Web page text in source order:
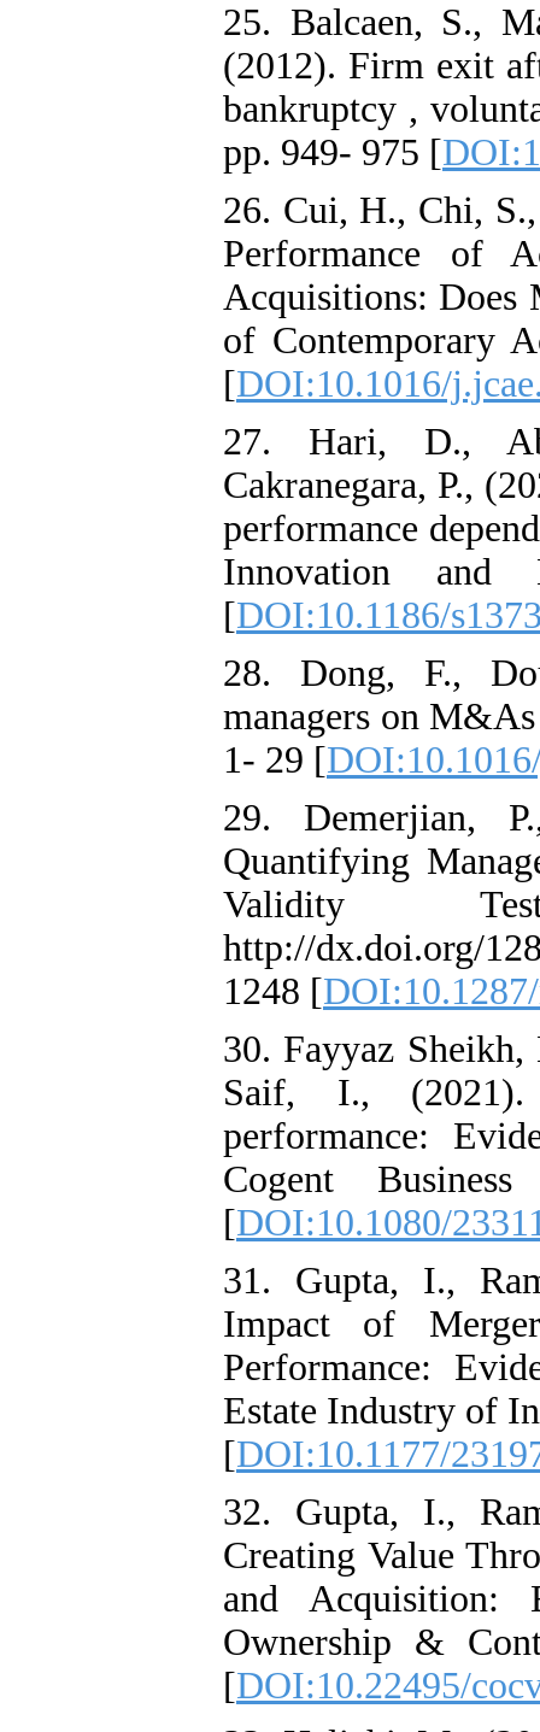
25. Balcaen, S.,
(2012). Firm exit
bankruptcy ,
pp. 949- 975 [
26. Cui, H., Chi,
Performance of
Acquisitions: Does
of Contemporary
[DOI:10.1016/
27. Hari, D.,
Cakranegara, P.,
performance
Innovation and
[DOI:10.1186/
28. Dong, F.,
managers on
1- 29 [
29. Demerjian,
Quantifying
Validity
http://dx.doi.org/
1248 [
30. Fayyaz
Saif, I.,
performance:
Cogent
[DOI:10.1080/
31. Gupta, I.,
Impact of
Performance:
Estate Industry of
[DOI:10.1177/
32. Gupta, I.,
Creating Value
and Acquisition:
Ownership &
[DOI:10.22495/